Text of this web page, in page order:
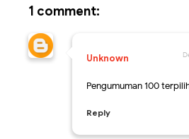
1 comment:
Unknown
Pengumuman 100
Reply